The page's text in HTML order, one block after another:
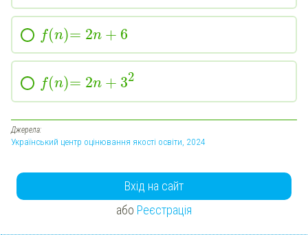
f(n)= 2n + 6
f(n)= 2n + 32
Джерела:
Український центр оцінювання якості освіти, 2024
Вхід на сайт
або Реєстрація